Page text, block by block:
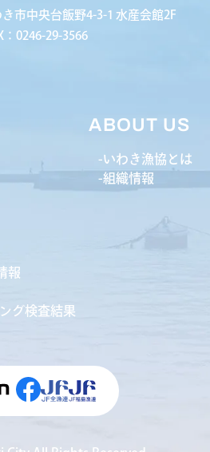
市中央台飯野4-3-1 水産会館2F
：0246-29-3566
ABOUT US
いわき漁協とは
組織情報
報
グ検査結果